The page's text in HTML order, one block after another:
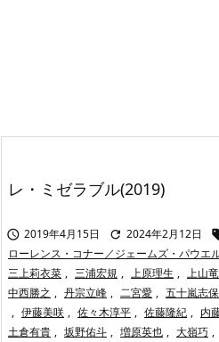
レ・ミゼラブル(2019)
 2019年4月15日  2024年2月12日
ローレンス・コナー／ジェームズ・パウエ
三上莉衣菜 , 三浦宏規 , 上原理生 , 上山
中西勝之 , 丹宗立峰 , 二宮愛 , 五十嵐志
, 伊藤美咲 , 佐々木淳平 , 佐藤隆紀 , 内
土倉有貴 , 坂野佑斗 , 増原英也 , 大嶺巧 ,